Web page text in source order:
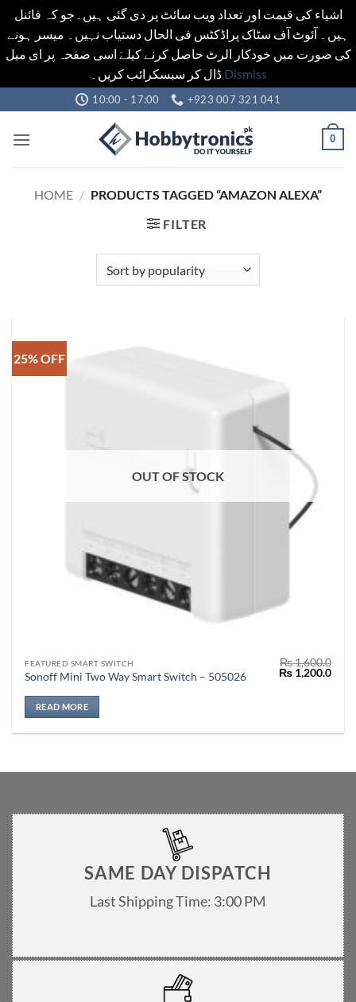
اشیاء کی قیمت اور تعداد ویب سائٹ پر دی گئی ہیں۔جو کہ فائنل
ہیں۔ آئوٹ آف سٹاک پراڈکٹس فی الحال دستیاب نہیں۔ میسر ہونے
کی صورت میں خودکار الرٹ حاصل کرنے کیلےَ اسی صفحہ پر ای میل
ڈال کر سبسکرائب کریں۔ Dismiss
to
content
10:00 - 17:00 +923 007 321 041
0
HOME / PRODUCTS TAGGED “AMAZON ALEXA”
FILTER
25% OFF
OUT OF STOCK
FEATURED SMART SWITCH
Sonoff Mini Two Way Smart Switch – 505026
₨1,600.0
Original
price
₨1,200.0
READ MORE
SAME DAY DISPATCH
Last Shipping Time: 3:00 PM